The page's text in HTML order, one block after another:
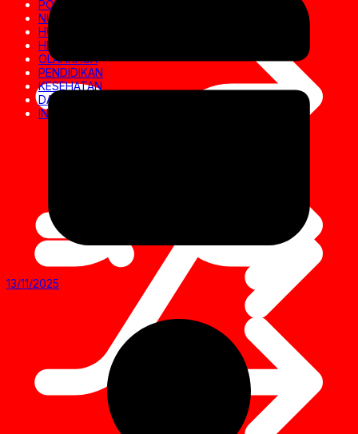
POLITIK
NUSANTARA
HUKRIM
HIBURAN
OLAHRAGA
PENDIDIKAN
KESEHATAN
DAERAH
INVESTIGASI
13/11/2025